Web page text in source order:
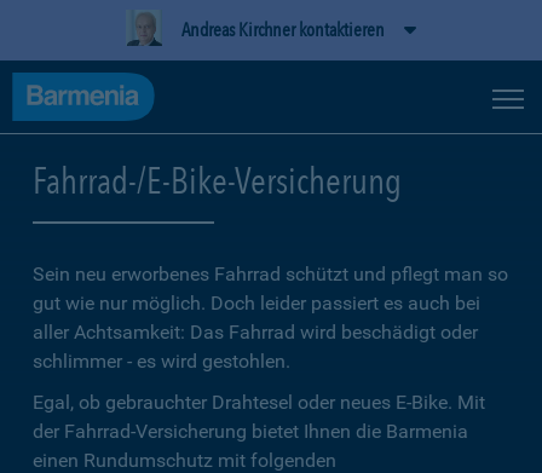
Andreas Kirchner kontaktieren
Fahrrad-/E-Bike-Versicherung
Sein neu erworbenes Fahrrad schützt und pflegt man so
gut wie nur möglich. Doch leider passiert es auch bei
aller Achtsamkeit: Das Fahrrad wird beschädigt oder
schlimmer - es wird gestohlen.
Egal, ob gebrauchter Drahtesel oder neues E-Bike. Mit
der Fahrrad-Versicherung bietet Ihnen die Barmenia
einen Rundumschutz mit folgenden